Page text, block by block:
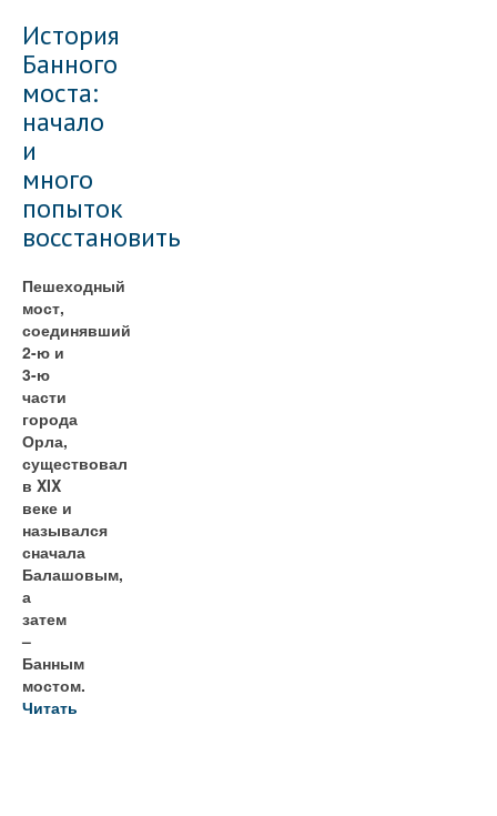
История
Банного
моста:
начало
и
много
попыток
восстановить
Пешеходный
мост,
соединявший
2-ю и
3-ю
части
города
Орла,
существовал
в XIX
веке и
назывался
сначала
Балашовым,
а
затем
–
Банным
мостом.
Читать